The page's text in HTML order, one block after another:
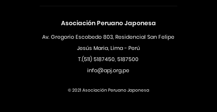
Asociación Peruano Japonesa
Av. Gregorio Escobedo 803, Residencial San Felipe
Jesús Maria, Lima - Perú
T.(511) 5187450, 5187500
info@apj.org.pe
© 2021 Asociación Peruano Japonesa